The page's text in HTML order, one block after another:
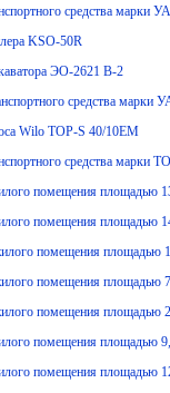
средства марки
KSO-50R
ЭО-2621 В-2
средства марки
Wilo TOP-S 40/10ЕМ
средства марки
помещения площадью
помещения площадью
помещения площадью
помещения площадью
помещения площадью
помещения площадью
помещения площадью